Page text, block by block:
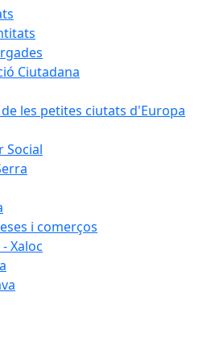
Ciutadana
les petites ciutats d'Europa
Social
i comerços
Xaloc